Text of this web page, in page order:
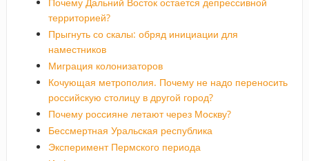
территорией?
Прыгнуть со скалы: обряд инициации для
наместников
Миграция колонизаторов
Кочующая метрополия. Почему не надо переносить
российскую столицу в другой город?
Почему россияне летают через Москву?
Бессмертная Уральская республика
Эксперимент Пермского периода